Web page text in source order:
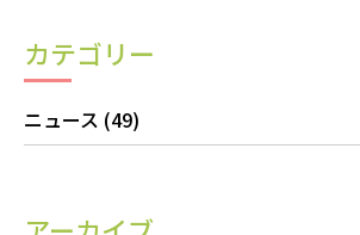
カテゴリー
ニュース (49)